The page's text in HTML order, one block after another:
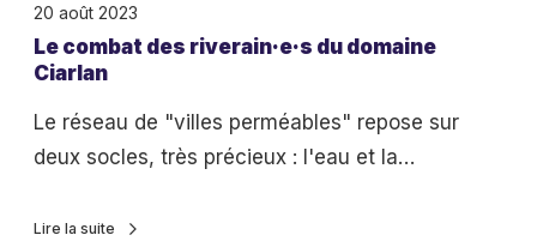
r
i
v
e
r
i
20 août 2023
Le combat des riverain·e·s du domaine
Ciarlan
Le réseau de "villes perméables" repose sur
deux socles, très précieux : l'eau et la…
Lire la suite